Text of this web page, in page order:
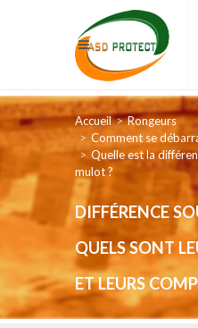
Accueil
Rongeurs
Comment se
Quelle est la
mulot ?
DIFFÉRENCE
QUELS SONT
ET LEURS